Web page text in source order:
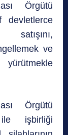
Örgütü
devletlerce
ve
Örgütü
işbirliği